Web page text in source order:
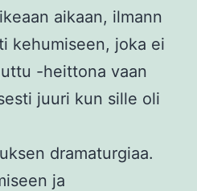
aikaan, ilmann
kehumiseen, joka ei
-heittona vaan
juuri kun sille oli
dramaturgiaa.
ja